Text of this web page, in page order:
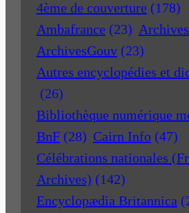
4ème de couverture (178)
Ambafrance (23)
ArchivesGouv (23)
Autres encyclopédies et
(26)
Bibliothèque numérique
BnF (28) Cairn Info (47)
Célébrations nationales
Archives) (142)
Encyclopædia Britannica